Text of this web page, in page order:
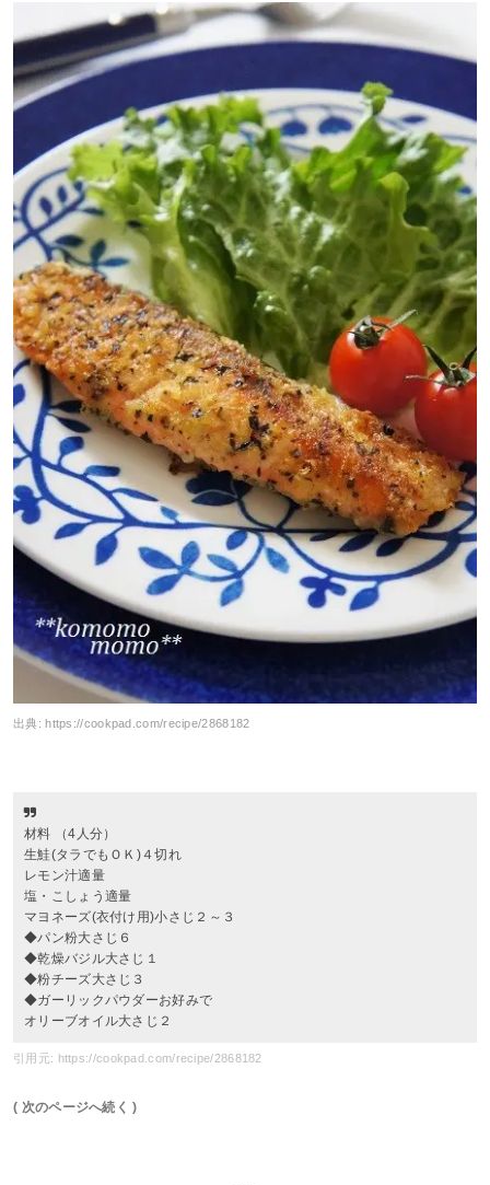
出典:https://cookpad.com/recipe/2868182
材料 （4人分）
生鮭(タラでもＯＫ)４切れ
レモン汁適量
塩・こしょう適量
マヨネーズ(衣付け用)小さじ２～３
◆パン粉大さじ６
◆乾燥バジル大さじ１
◆粉チーズ大さじ３
◆ガーリックパウダーお好みで
オリーブオイル大さじ２
引用元: https://cookpad.com/recipe/2868182
( 次のページへ続く )